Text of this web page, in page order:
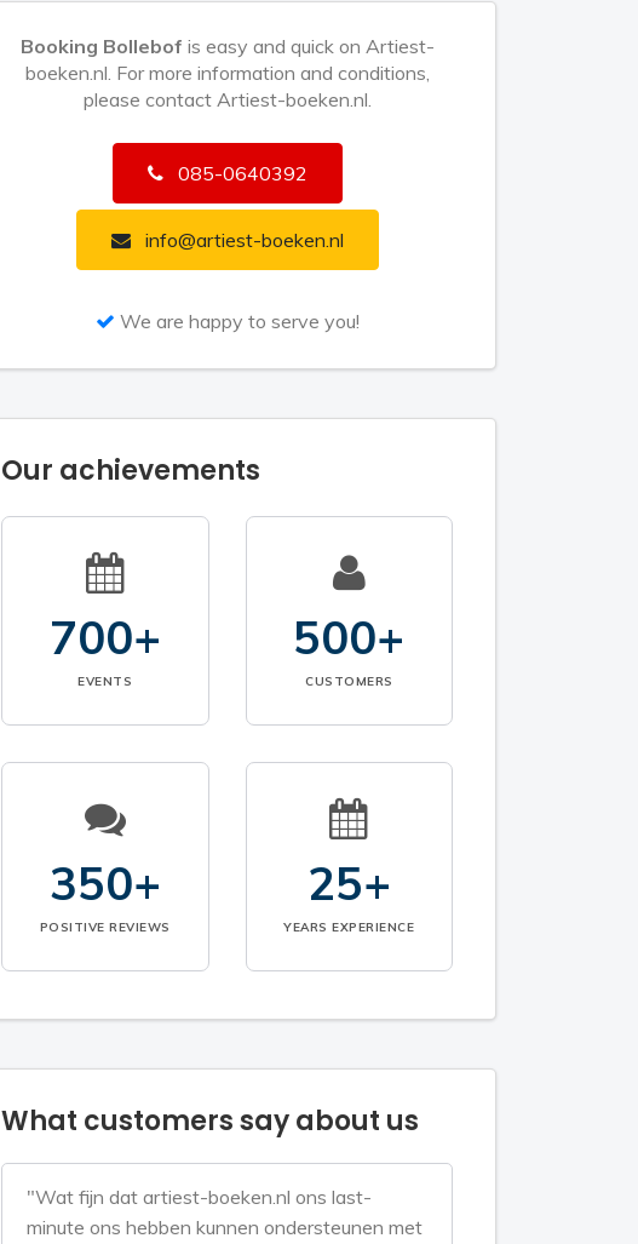
Booking Bollebof is easy and quick on Artiest-
boeken.nl. For more information and conditions,
please contact Artiest-boeken.nl.
085-0640392
info@artiest-boeken.nl
We are happy to serve you!
Our achievements
700+
EVENTS
500+
CUSTOMERS
350+
POSITIVE REVIEWS
25+
YEARS EXPERIENCE
What customers say about us
"Wat fijn dat artiest-boeken.nl ons last-
minute ons hebben kunnen ondersteunen met